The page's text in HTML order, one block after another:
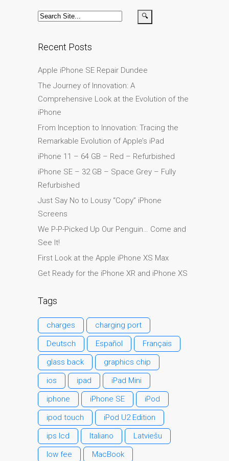
Ordenadores Apple Mac
reacondicionados en
en Dundee
Reparación de Apple Mac
OS X y macOS en Dundee
Pro en Dundee – Mac Pro
Server – Actualizaciones
Reparación de pantallas
¿Por qué confiar Mac
Affiche publicitaire –
Réparation d’Apple Mac ici
à Dundee
Chargeurs pour Apple
MacBook à Dundee –
Alimentations
Contactez-nous
Irréductibles fans d’Apple
pour toujours!
Les réparations pour
Recent Posts
Apple iPhone SE Repair Dundee
The Journey of Innovation: A
Comprehensive Look at the Evolution of the
iPhone
From Inception to Innovation: Tracing the
Remarkable Evolution of Apple’s iPad
iPhone 11 – 64 GB – Red – Refurbished
iPhone SE – 32 GB – Space Grey – Fully
Refurbished
Just Say No to Lousy “Copy” iPhone
Screens
We P-P-Picked Up Our Penguin… Come and
See It!
First Look at the Apple iPhone XS Max
Get Ready for the iPhone XR and iPhone XS
Tags
charges
charging port
Deutsch
Español
Français
glass back
graphics chip
ios
ipad
iPad Mini
iphone
iPhone SE
iPod
ipod touch
iPod U2 Edition
ips lcd
Italiano
Latviešu
low fee
MacBook